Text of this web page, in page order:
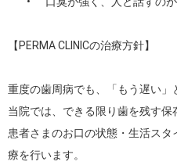
【PERMA CLINICの治療方針】
重度の歯周病でも、「もう遅い」
当院では、できる限り歯を残す保
患者さまのお口の状態・生活ス
療を行います。